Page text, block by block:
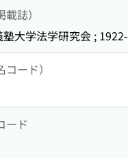
誌）
塾大学法学研究会 ; 1922-
ード）
ード